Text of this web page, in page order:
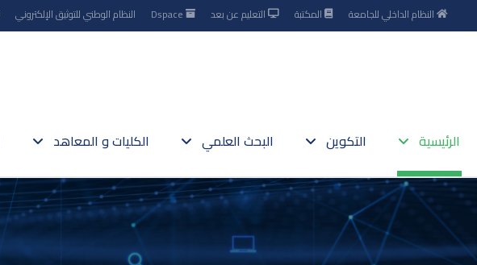
النظام الداخلي للجامعة المكتبة التعليم عن بعد Dspace النظام الوطني للتوثيق الإلكتروني
الرئيسية التكوين البحث العلمي الكليات و المعاهد